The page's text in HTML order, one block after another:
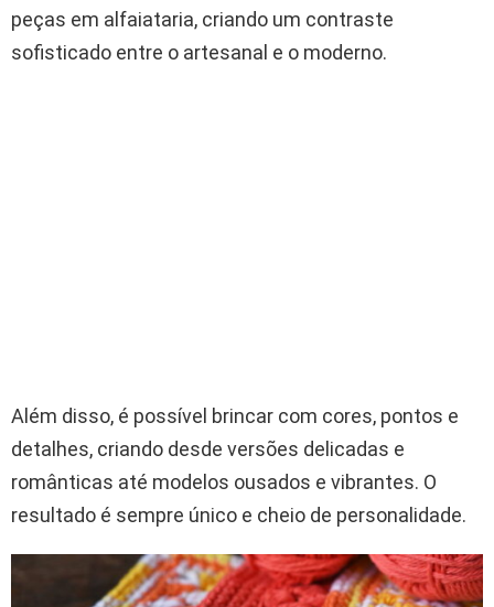
peças em alfaiataria, criando um contraste
sofisticado entre o artesanal e o moderno.
Além disso, é possível brincar com cores, pontos e
detalhes, criando desde versões delicadas e
românticas até modelos ousados e vibrantes. O
resultado é sempre único e cheio de personalidade.